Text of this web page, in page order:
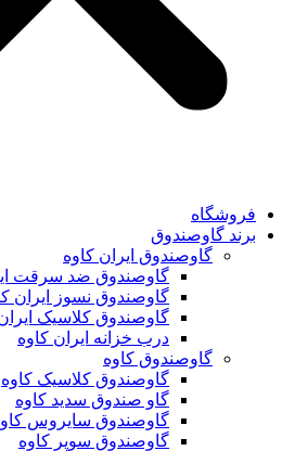
فروشگاه
برند گاوصندوق
گاوصندوق ایران کاوه
گاوصندوق ضد سرقت
گاوصندوق نسوز ایران
گاوصندوق کلاسیک
درب خزانه ایران کاوه
گاوصندوق کاوه
گاوصندوق کلاسیک کاوه
گاو صندوق سدید کاوه
گاوصندوق سایروس
گاوصندوق سوپر کاوه